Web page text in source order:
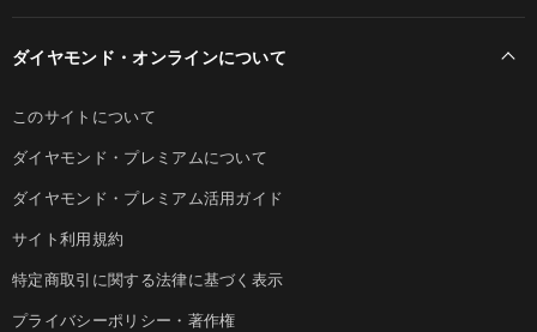
ダイヤモンド・オンラインについて
このサイトについて
ダイヤモンド・プレミアムについて
ダイヤモンド・プレミアム活用ガイド
サイト利用規約
特定商取引に関する法律に基づく表示
プライバシーポリシー・著作権